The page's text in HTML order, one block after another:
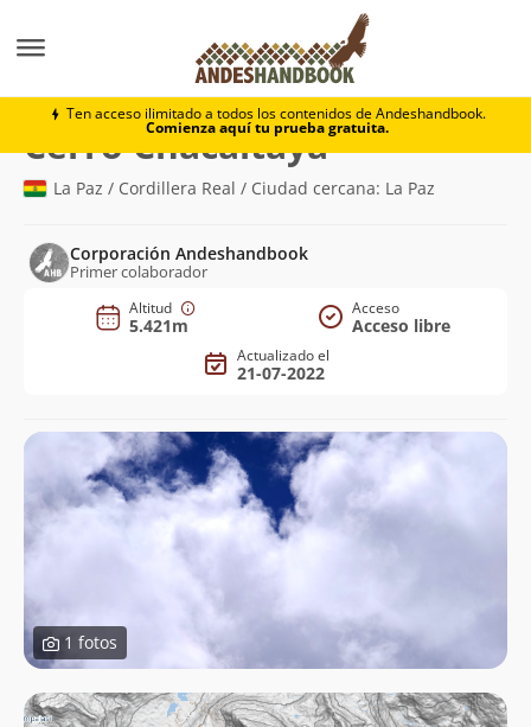
Ten acceso ilimitado a todos los contenidos de Andeshandbook.
Comienza aquí tu prueba gratuita.
Cerro Chacaltaya
Cerro Chacaltaya(5.421m)
La Paz / Cordillera Real / Ciudad cercana: La Paz
Corporación Andeshandbook
Primer colaborador
Altitud
5.421m
Acceso
Acceso libre
Actualizado el
21-07-2022
1 fotos